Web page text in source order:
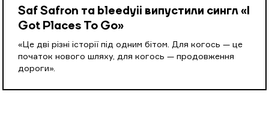
Saf Safron та bleedyii випустили сингл «I
Got Places To Go»
«Це дві різні історії під одним бітом. Для когось — це
початок нового шляху, для когось — продовження
дороги».